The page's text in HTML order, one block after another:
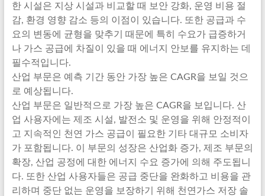
한 시설은 지상 시설과 비교할 때 보안 강화, 운영 비용 절
감, 환경 영향 감소 등의 이점이 있습니다. 또한 공급과 수
요의 변동에 균형을 맞추기 때문에 특히 수요가 급증하거
나 가스 공급에 차질이 있을 때 에너지 안보를 유지하는 데
필수적입니다.
산업 부문은 예측 기간 동안 가장 높은 CAGR을 보일 것으
로 예상됩니다.
산업 부문은 일반적으로 가장 높은 CAGR을 보입니다. 산
업 사용자에는 제조 시설, 발전소 및 운영을 위해 안정적이
고 지속적인 천연 가스 공급이 필요한 기타 대규모 소비자
가 포함됩니다. 이 부문의 성장은 산업화 증가, 제조 부문의
확장, 산업 공정에 대한 에너지 수요 증가에 의해 주도됩니
다. 또한 산업 사용자들은 공급 중단을 완화하고 비용을 관
리하며 중단 없는 운영을 보장하기 위해 천연가스 저장 솔